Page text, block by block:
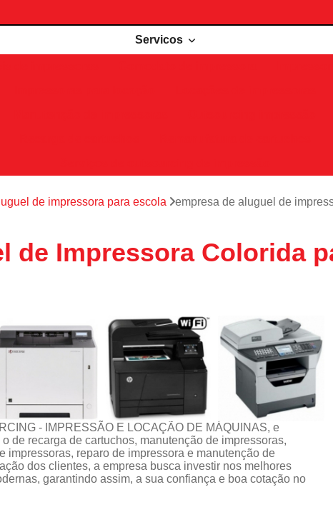
Servicos
de impressora para escola empresa de aluguel de
de Impressora Colorida
- IMPRESSÃO E LOCAÇÃO DE MÁQUINAS, e
de recarga de cartuchos, manutenção de impressoras,
impressoras, reparo de impressora e manutenção de
dos clientes, a empresa busca investir nos melhores
garantindo assim, a sua confiança e boa cotação no